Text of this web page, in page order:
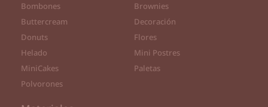
Bombones
Brownies
Buttercream
Decoración
Donuts
Flores
Helado
Mini Postres
MiniCakes
Paletas
Polvorones